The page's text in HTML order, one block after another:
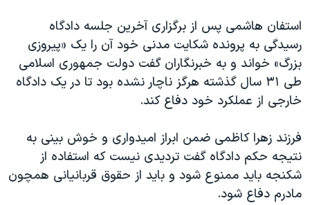
استفان هاشمی پس از برگزاری آخرین جلسه دادگاه
رسیدگی به پرونده شکایت مدنی خود آن را یک «پیروزی
بزرگ» خواند و به خبرنگاران گفت دولت جمهوری اسلامی
طی ۳۱ سال گذشته هرگز ناچار نشده بود تا در یک دادگاه
خارجی از عملکرد خود دفاع کند.
فرزند زهرا کاظمی ضمن ابراز امیدواری و خوش بینی به
نتیجه حکم دادگاه گفت تردیدی نیست که استفاده از
شکنجه باید ممنوع شود و باید از حقوق قربانیانی همچون
مادرم دفاع شود.